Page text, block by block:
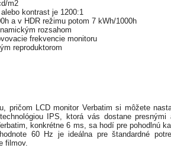
m2
kontrast je 1200:1
a v HDR režimu potom 7 kWh/1000h
rozsahom
frekvencie monitoru
reproduktorom
pričom LCD monitor Verbatim si môžete
IPS, ktorá vás dostane
konkrétne 6 ms, sa hodí pre pohodlnú
60 Hz je ideálna pre štandardné
filmov.